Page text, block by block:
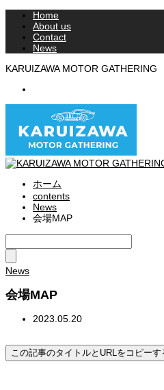
Home
About us
Contact
News
KARUIZAWA MOTOR GATHERING
ホーム
contents
News
会場MAP
News
会場MAP
2023.05.20
この記事のタイトルとURLをコピーす